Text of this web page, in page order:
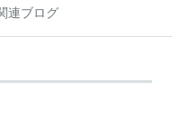
連ブログ